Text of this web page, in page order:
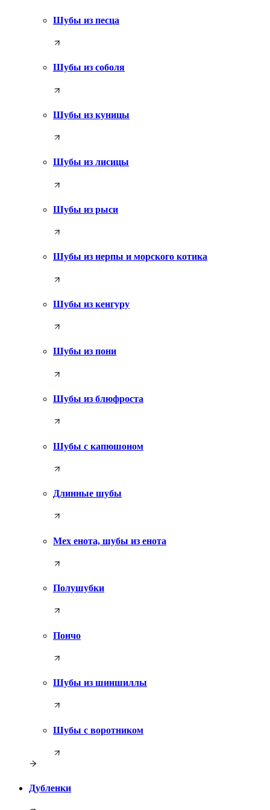
Шубы из песца
Шубы из соболя
Шубы из куницы
Шубы из лисицы
Шубы из рыси
Шубы из нерпы и морского котика
Шубы из кенгуру
Шубы из пони
Шубы из блюфроста
Шубы с капюшоном
Длинные шубы
Мех енота, шубы из енота
Полушубки
Пончо
Шубы из шиншиллы
Шубы с воротником
Дубленки